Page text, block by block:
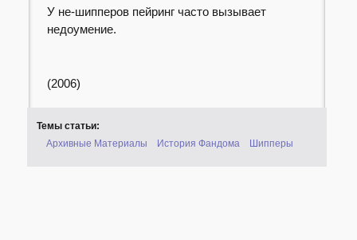
У не-шипперов пейринг часто вызывает
недоумение.
(2006)
Темы статьи:
Архивные Материалы
История Фандома Шипперы